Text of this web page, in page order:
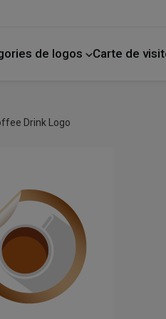
de logos Carte de
Drink Logo